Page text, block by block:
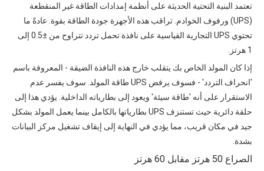
تعتمد البنية التحتية الحديثة على أنظمة إمدادات الطاقة غير المنقطعة
(UPS) ورفوف الخوادم. تراقب هذه الأجهزة جودة الطاقة بقوة. عادةً ما
تحتوي UPS التجارية القياسية على نافذة تحمل تردد تتراوح من ±0.5 إلى
1 هرتز.
إذا كان المولد الخاص بك يتقلب خارج هذه النافذة الضيقة - المعروفة باسم
'انحراف التردد' - فسوف يرفض UPS طاقة المولد. سوف يفسر عدم
الاستقرار على أنه 'طاقة سيئة' ويعود إلى بطارياته الداخلية. يؤدي هذا إلى
حلقة دائرية حيث تستنزف UPS بطارياتها بالكامل بينما يعمل المولد بشكل
جيد في مكان قريب، مما يؤدي في النهاية إلى إيقاف تشغيل مركز البيانات
بشدة.
الصراع 50 هرتز مقابل 60 هرتز